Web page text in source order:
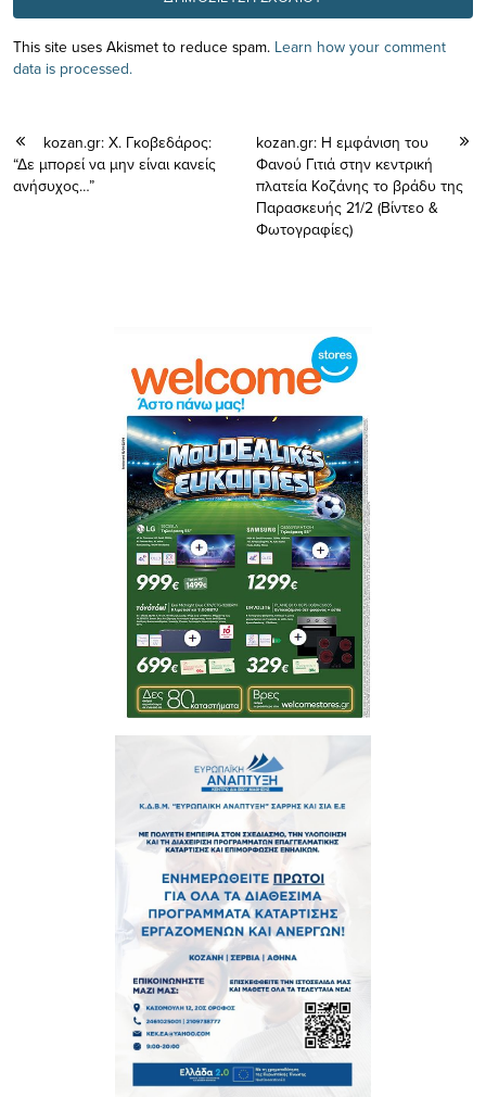
This site uses Akismet to reduce spam. Learn how your comment
data is processed.
kozan.gr: X. Γκοβεδάρος:
“Δε μπορεί να μην είναι κανείς
ανήσυχος…”
kozan.gr: Η εμφάνιση του
Φανού Γιτιά στην κεντρική
πλατεία Κοζάνης το βράδυ της
Παρασκευής 21/2 (Βίντεο &
Φωτογραφίες)